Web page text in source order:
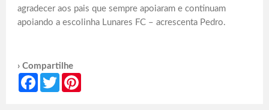
agradecer aos pais que sempre apoiaram e continuam
apoiando a escolinha Lunares FC – acrescenta Pedro.
› Compartilhe
Facebook
Twitter